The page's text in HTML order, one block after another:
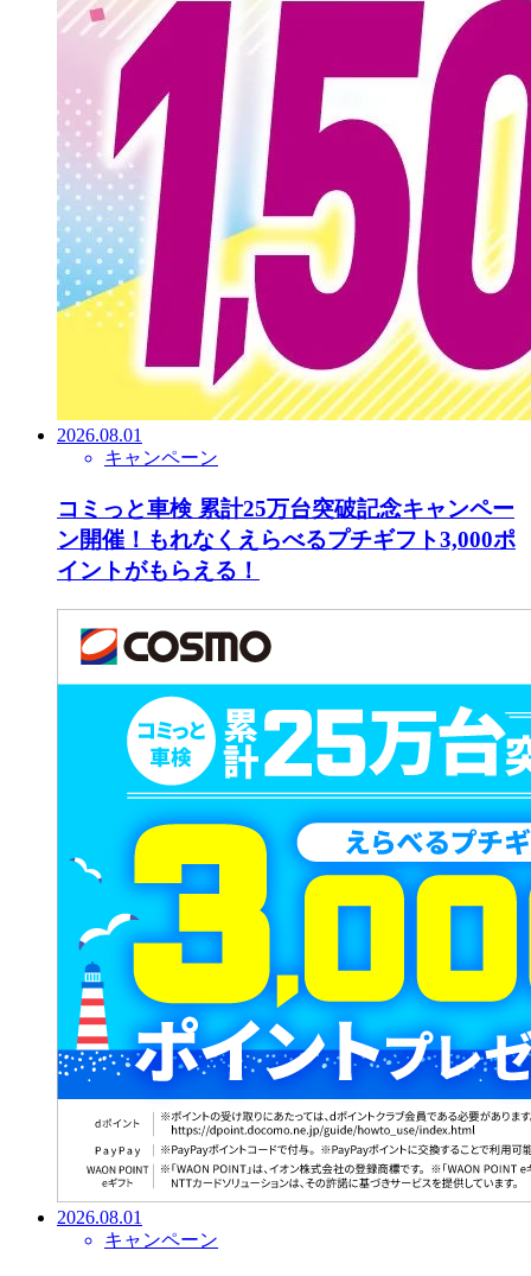
2026.08.01
キャンペーン
コミっと車検 累計25万台突破記念キャンペー
ン開催！もれなくえらべるプチギフト3,000ポ
イントがもらえる！
2026.08.01
キャンペーン